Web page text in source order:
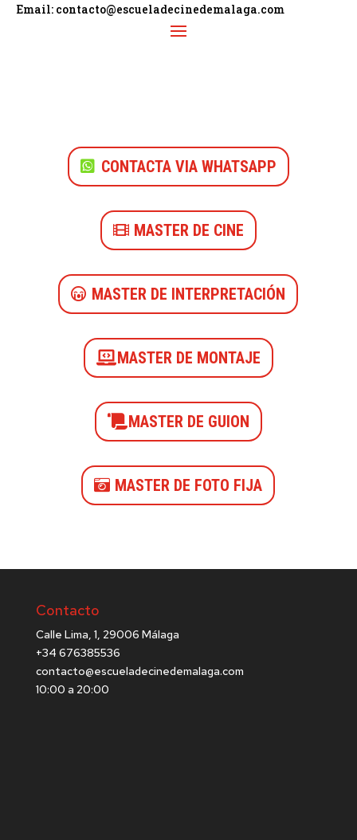
Email: contacto@escueladecinedemalaga.com
CONTACTA VIA WHATSAPP
MASTER DE CINE
MASTER DE INTERPRETACIÓN
MASTER DE MONTAJE
MASTER DE GUION
MASTER DE FOTO FIJA
Contacto
Calle Lima, 1, 29006 Málaga
+34 676385536
contacto@escueladecinedemalaga.com
10:00 a 20:00